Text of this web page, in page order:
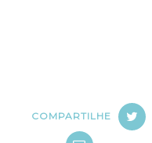
COMPARTILHE